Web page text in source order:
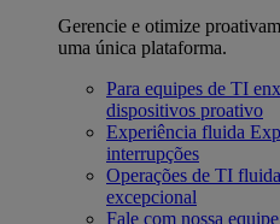
Gerencie e otimize
uma única plataforma.
Para equipes de TI
dispositivos proativo
Experiência fluida
interrupções
Operações de TI
excepcional
Fale com nossa equipe